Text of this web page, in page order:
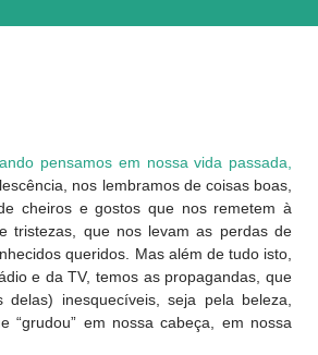
pensamos em nossa vida passada,
nos lembramos de coisas boas,
cheiros e gostos que nos remetem à
tristezas, que nos levam as perdas de
queridos. Mas além de tudo isto,
e da TV, temos as propagandas, que
delas) inesquecíveis, seja pela beleza,
“grudou” em nossa cabeça, em nossa